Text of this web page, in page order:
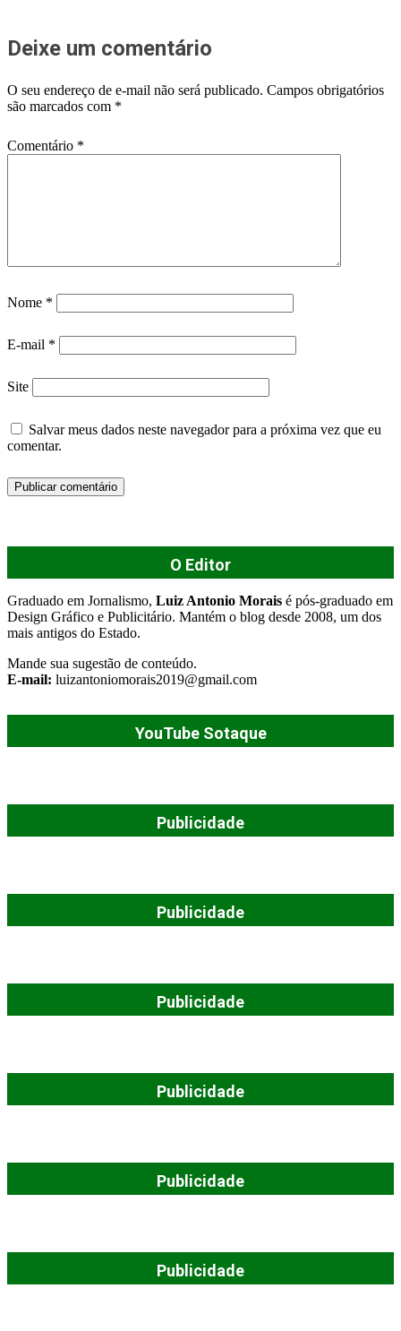
Deixe um comentário
O seu endereço de e-mail não será publicado. Campos obrigatórios
são marcados com *
Comentário *
Nome *
E-mail *
Site
Salvar meus dados neste navegador para a próxima vez que eu
comentar.
O Editor
Graduado em Jornalismo, Luiz Antonio Morais é pós-graduado em
Design Gráfico e Publicitário. Mantém o blog desde 2008, um dos
mais antigos do Estado.
Mande sua sugestão de conteúdo.
E-mail: luizantoniomorais2019@gmail.com
YouTube Sotaque
Publicidade
Publicidade
Publicidade
Publicidade
Publicidade
Publicidade